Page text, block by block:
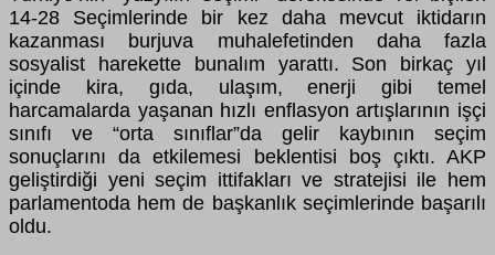
14-28 Seçimlerinde bir kez daha mevcut iktidarın
kazanması burjuva muhalefetinden daha fazla
sosyalist harekette bunalım yarattı. Son birkaç yıl
içinde kira, gıda, ulaşım, enerji gibi temel
harcamalarda yaşanan hızlı enflasyon artışlarının işçi
sınıfı ve “orta sınıflar”da gelir kaybının seçim
sonuçlarını da etkilemesi beklentisi boş çıktı. AKP
geliştirdiği yeni seçim ittifakları ve stratejisi ile hem
parlamentoda hem de başkanlık seçimlerinde başarılı
oldu.